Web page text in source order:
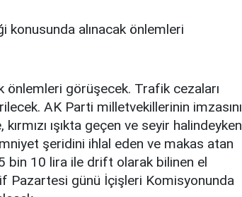
alınacak önlemleri
önlemleri görüşecek. Trafik cezaları
AK Parti milletvekillerinin imzasını
ışıkta geçen ve seyir halindeyken
şeridini ihlal eden ve makas atan
bin 10 lira ile drift olarak bilinen el
Pazartesi günü İçişleri Komisyonunda